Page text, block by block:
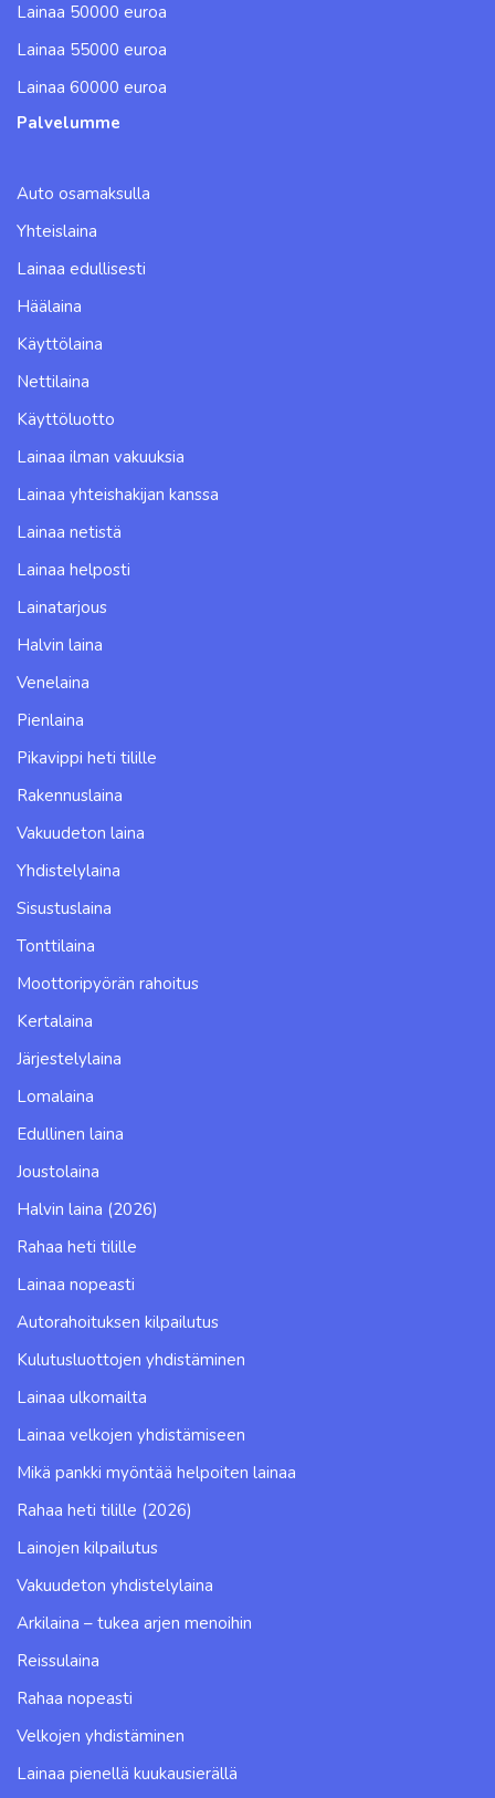
Lainaa 50000 euroa
Lainaa 55000 euroa
Lainaa 60000 euroa
Palvelumme
Auto osamaksulla
Yhteislaina
Lainaa edullisesti
Häälaina
Käyttölaina
Nettilaina
Käyttöluotto
Lainaa ilman vakuuksia
Lainaa yhteishakijan kanssa
Lainaa netistä
Lainaa helposti
Lainatarjous
Halvin laina
Venelaina
Pienlaina
Pikavippi heti tilille
Rakennuslaina
Vakuudeton laina
Yhdistelylaina
Sisustuslaina
Tonttilaina
Moottoripyörän rahoitus
Kertalaina
Järjestelylaina
Lomalaina
Edullinen laina
Joustolaina
Halvin laina (2026)
Rahaa heti tilille
Lainaa nopeasti
Autorahoituksen kilpailutus
Kulutusluottojen yhdistäminen
Lainaa ulkomailta
Lainaa velkojen yhdistämiseen
Mikä pankki myöntää helpoiten lainaa
Rahaa heti tilille (2026)
Lainojen kilpailutus
Vakuudeton yhdistelylaina
Arkilaina – tukea arjen menoihin
Reissulaina
Rahaa nopeasti
Velkojen yhdistäminen
Lainaa pienellä kuukausierällä